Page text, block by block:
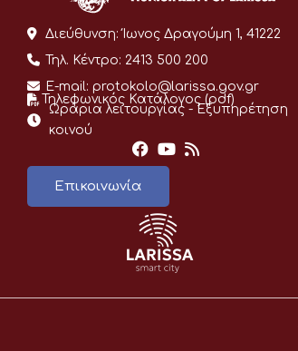
Διεύθυνση: Ίωνος Δραγούμη 1, 41222
Τηλ. Κέντρο: 2413 500 200
E-mail: protokolo@larissa.gov.gr
Τηλεφωνικός Κατάλογος (pdf)
Ωράρια λειτουργίας - Eξυπηρέτηση
κοινού
Επικοινωνία